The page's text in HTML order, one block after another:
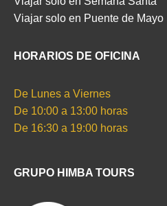
Viajar solo en Puente de Mayo
HORARIOS DE OFICINA
De Lunes a Viernes
De 10:00 a 13:00 horas
De 16:30 a 19:00 horas
GRUPO HIMBA TOURS